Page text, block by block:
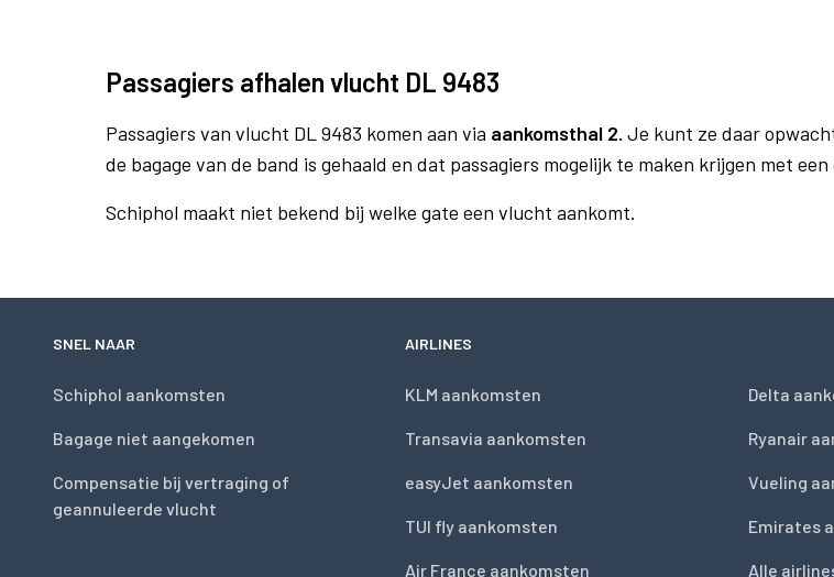
Passagiers afhalen vlucht DL 9483
Passagiers van vlucht DL 9483 komen aan via aankomsthal 2. Je kunt ze daar
de bagage van de band is gehaald en dat passagiers mogelijk te maken krijgen met
Schiphol maakt niet bekend bij welke gate een vlucht aankomt.
SNEL NAAR
Schiphol aankomsten
Bagage niet aangekomen
Compensatie bij vertraging of
geannuleerde vlucht
AIRLINES
KLM aankomsten
Transavia aankomsten
easyJet aankomsten
TUI fly aankomsten
Air France aankomsten
Delta
Ryanair
Vueling
Emirates
Alle